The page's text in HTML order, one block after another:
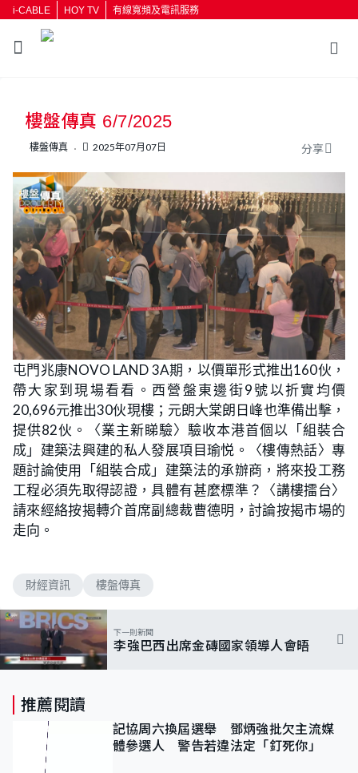
i-CABLE HOY TV 有線寬頻及電訊服務
樓盤傳真 6/7/2025
樓盤傳真 2025年07月07日 分享
屯門兆康NOVO LAND 3A期，以價單形式推出160伙，
帶大家到現場看看。西營盤東邊街9號以折實均價
20,696元推出30伙現樓；元朗大棠朗日峰也準備出擊，
提供82伙。〈業主新睇驗〉驗收本港首個以「組裝合
成」建築法興建的私人發展項目瑜悦。〈樓傳熱話〉專
題討論使用「組裝合成」建築法的承辦商，將來投工務
工程必須先取得認證，具體有甚麼標準？〈講樓擂台〉
請來經絡按揭轉介首席副總裁曹德明，討論按揭市場的
走向。
財經資訊 樓盤傳真
下一則新聞
李強巴西出席金磚國家領導人會晤
推薦閱讀
記協周六換屆選舉 鄧炳強批欠主流媒
體參選人 警告若違法定「釘死你」